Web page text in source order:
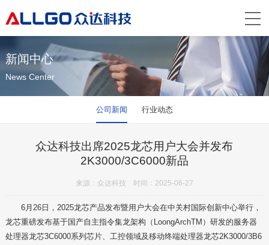
新闻中心
News Center
公司新闻 行业动态
众达科技出席2025龙芯用户大会并发布
2K3000/3C6000新品
来源：众达科技 时间：2025-06-27
6月26日，2025龙芯产品发布暨用户大会在中关村国际创新中心举行，
龙芯重磅发布基于国产自主指令集龙架构（LoongArchTM）研发的服务器
处理器龙芯3C6000系列芯片、工控领域及移动终端处理器龙芯2K3000/3B6